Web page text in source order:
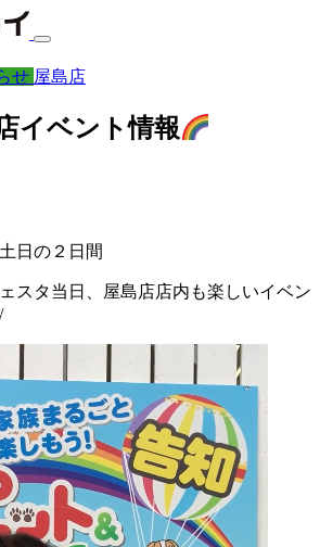
せ 屋島店
イベント情報
日の２日間
スタ当日、屋島店店内も楽しいイベン